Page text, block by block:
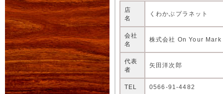
店
名
くわかぶプラネット
会社
名
株式会社 On Your Mark
代表
者
矢田洋次郎
TEL 0566-91-4482